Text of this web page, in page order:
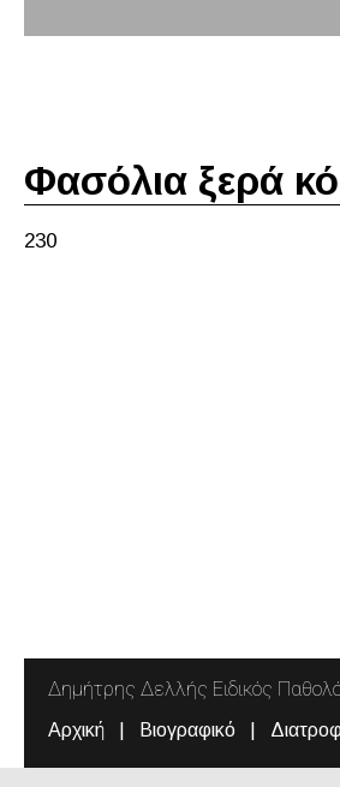
Φασόλια ξερά
230
Δημήτρης Δελλής Ειδικός
Αρχική Βιογραφικό